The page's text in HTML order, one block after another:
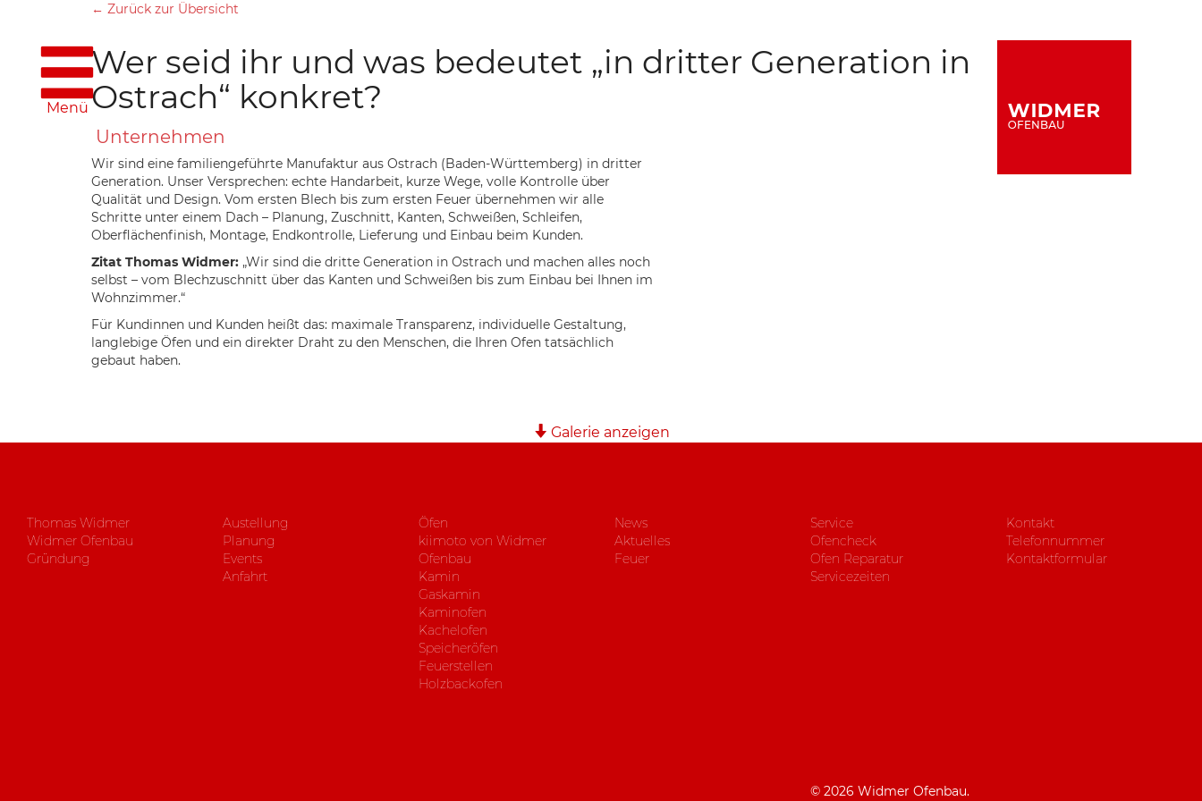
Menü
← Zurück zur Übersicht
Wer seid ihr und was bedeutet „in dritter Generation in
Ostrach“ konkret?
Unternehmen
Wir sind eine familiengeführte Manufaktur aus Ostrach (Baden-Württemberg) in dritter
Generation. Unser Versprechen: echte Handarbeit, kurze Wege, volle Kontrolle über
Qualität und Design. Vom ersten Blech bis zum ersten Feuer übernehmen wir alle
Schritte unter einem Dach – Planung, Zuschnitt, Kanten, Schweißen, Schleifen,
Oberflächenfinish, Montage, Endkontrolle, Lieferung und Einbau beim Kunden.
Zitat Thomas Widmer: Wir sind die dritte Generation in Ostrach und machen alles noch
selbst – vom Blechzuschnitt über das Kanten und Schweißen bis zum Einbau bei Ihnen im
Wohnzimmer.
Für Kundinnen und Kunden heißt das: maximale Transparenz, individuelle Gestaltung,
langlebige Öfen und ein direkter Draht zu den Menschen, die Ihren Ofen tatsächlich
gebaut haben.
Galerie anzeigen
Thomas Widmer
Widmer Ofenbau
Gründung
Austellung
Planung
Events
Anfahrt
Öfen
kiimoto von Widmer
Ofenbau
Kamin
Gaskamin
Kaminofen
Kachelofen
Speicheröfen
Feuerstellen
Holzbackofen
News
Aktuelles
Feuer
Service
Ofencheck
Ofen Reparatur
Servicezeiten
Kontakt
Telefonnummer
Kontaktformular
© 2026 Widmer Ofenbau.